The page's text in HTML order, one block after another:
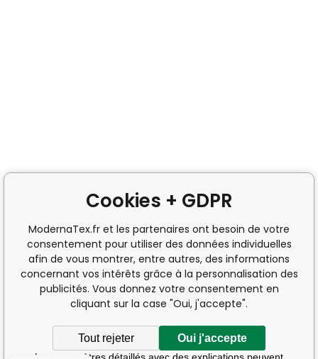
Cookies + GDPR
ModernaTex.fr et les partenaires ont besoin de votre
consentement pour utiliser des données individuelles
afin de vous montrer, entre autres, des informations
concernant vos intérêts grâce à la personnalisation des
publicités. Vous donnez votre consentement en
cliquant sur la case "Oui, j'accepte".
Tout rejeter Oui j'accepte